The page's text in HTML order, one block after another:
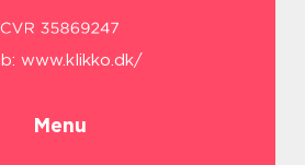
www.klikko.dk/
Menu